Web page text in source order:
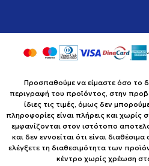
Προσπαθούμε να είμαστε όσο το
περιγραφή του προϊόντος, στην
ίδιες τις τιμές, όμως δεν
πληροφορίες είναι πλήρεις και
εμφανίζονται στον ιστότοπο
και δεν εννοείται ότι είναι
ελέγξετε τη διαθεσιμότητα των
κέντρο χωρίς χρέωση